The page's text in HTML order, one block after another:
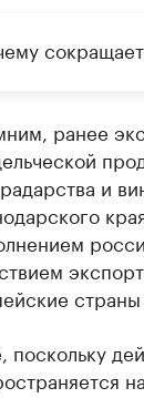
ранее
и
страны
поскольку